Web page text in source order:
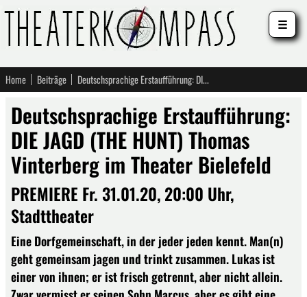
Home Beiträge Deutschsprachige Erstaufführung: DIE JAGD (THE HUNT) Thomas Vinterberg im Theater Bielefeld
Deutschsprachige Erstaufführung:
DIE JAGD (THE HUNT) Thomas
Vinterberg im Theater Bielefeld
PREMIERE Fr. 31.01.20, 20:00 Uhr,
Stadttheater
Eine Dorfgemeinschaft, in der jeder jeden kennt. Man(n)
geht gemeinsam jagen und trinkt zusammen. Lukas ist
einer von ihnen; er ist frisch getrennt, aber nicht allein.
☰